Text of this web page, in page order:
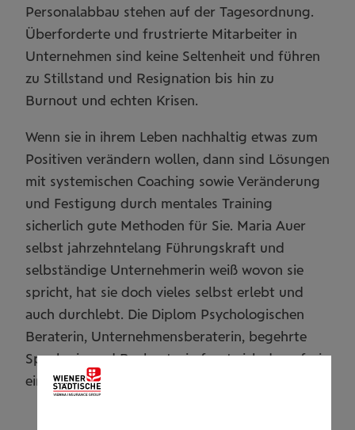
Personalabbau stehen auf der Tagesordnung.
Überforderte und frustrierte Mitarbeiter in
Unternehmen sind keine Seltenheit und führen
zu Stillstand und Resignation bis hin zu
Burnout und echten Krisen.
Wenn sie in ihrem Leben nachhaltig etwas zum
Positiven verändern wollen, dann sind Lösungen
mit systemischen Coaching sowie Veränderung
und Festigung durch mentales Training
sicherlich gute Methoden für Sie. Maria Auer
selbst jahrzehntelang Führungskraft und
selbständige Unternehmerin weiß wovon sie
spricht, hat sie doch vieles selbst erlebt und
auch durchlebt. Die Diplom Psychologischen
Beraterin, Unternehmensberaterin, begehrte
Speakerin und Buchautorin freut sich darauf, sie
ein Stück des Weges begleiten zu dürfen!“